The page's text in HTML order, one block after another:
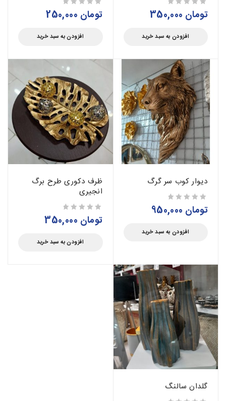
تومان
افزودن به سبد خرید
تومان
افزودن به سبد خرید
دیوار کوب سر گرگ
تومان
افزودن به سبد خرید
ظرف دکوری طرح برگ
انجیری
تومان
افزودن به سبد خرید
گلدان سالنگ